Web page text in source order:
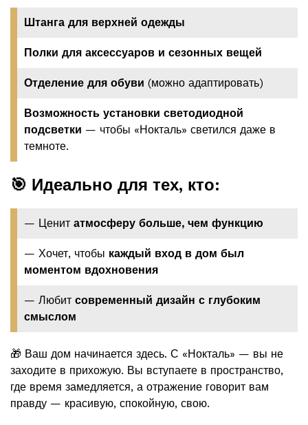
Штанга для верхней одежды
Полки для аксессуаров и сезонных вещей
Отделение для обуви (можно адаптировать)
Возможность установки светодиодной
подсветки — чтобы «Нокталь» светился даже в
темноте.
🎯 Идеально для тех, кто:
— Ценит атмосферу больше, чем функцию
— Хочет, чтобы каждый вход в дом был
моментом вдохновения
— Любит современный дизайн с глубоким
смыслом
🎁 Ваш дом начинается здесь. С «Нокталь» — вы не
заходите в прихожую. Вы вступаете в пространство,
где время замедляется, а отражение говорит вам
правду — красивую, спокойную, свою.